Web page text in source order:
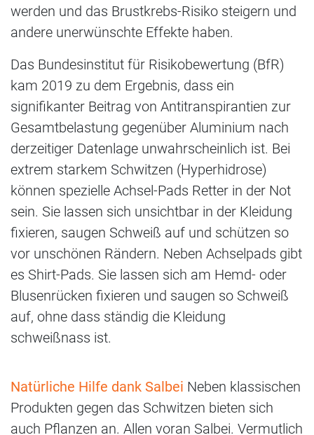
werden und das Brustkrebs-Risiko steigern und
andere unerwünschte Effekte haben.
Das Bundesinstitut für Risikobewertung (BfR)
kam 2019 zu dem Ergebnis, dass ein
signifikanter Beitrag von Antitranspirantien zur
Gesamtbelastung gegenüber Aluminium nach
derzeitiger Datenlage unwahrscheinlich ist. Bei
extrem starkem Schwitzen (Hyperhidrose)
können spezielle Achsel-Pads Retter in der Not
sein. Sie lassen sich unsichtbar in der Kleidung
fixieren, saugen Schweiß auf und schützen so
vor unschönen Rändern. Neben Achselpads gibt
es Shirt-Pads. Sie lassen sich am Hemd- oder
Blusenrücken fixieren und saugen so Schweiß
auf, ohne dass ständig die Kleidung
schweißnass ist.
Natürliche Hilfe dank Salbei Neben klassischen
Produkten gegen das Schwitzen bieten sich
auch Pflanzen an. Allen voran Salbei. Vermutlich